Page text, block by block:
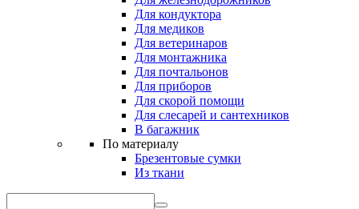
Для кондуктора
Для медиков
Для ветеринаров
Для монтажника
Для почтальонов
Для приборов
Для скорой помощи
Для слесарей и сантехников
В багажник
По материалу
Брезентовые сумки
Из ткани